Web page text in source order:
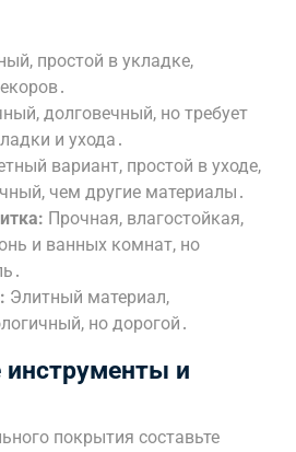
простой в укладке,
долговечный, но требует
и ухода․
вариант, простой в уходе,
чем другие материалы․
Прочная, влагостойкая,
и ванных комнат, но
Элитный материал,
но дорогой․
и
покрытия составьте